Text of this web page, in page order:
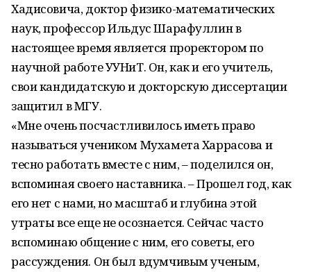
Хадисовича, доктор физико-математических
наук, профессор Ильдус Шарафуллин в
настоящее время является проректором по
научной работе УУНиТ. Он, как и его учитель,
свои кандидатскую и докторскую диссертации
защитил в МГУ.
«Мне очень посчастливилось иметь право
называться учеником Мухамета Харрасова и
тесно работать вместе с ним, – поделился он,
вспоминая своего наставника. – Прошел год, как
его нет с нами, но масштаб и глубина этой
утраты все еще не осознается. Сейчас часто
вспоминаю общение с ним, его советы, его
рассуждения. Он был вдумчивым ученым,